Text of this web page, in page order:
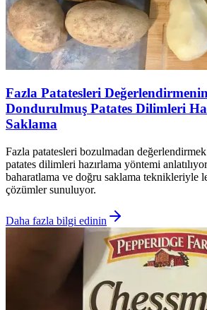
Fazla Patatesleri
Dondurulmuş Patates Dilimleri
Saklama
Fazla patatesleri bozulmadan
patates dilimleri hazırlama yöntemi
baharatlama ve doğru saklama teknikleriyle
çözümler sunuluyor.
Daha fazla bilgi edinin